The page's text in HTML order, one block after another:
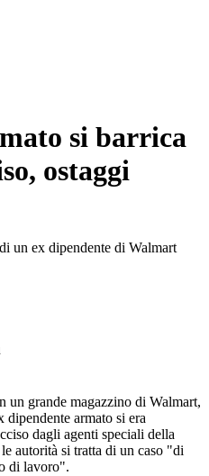
si barrica
ostaggi
un ex dipendente di Walmart
un grande magazzino di Walmart,
armato si era
dagli agenti speciali della
autorità si tratta di un caso "di
di lavoro".